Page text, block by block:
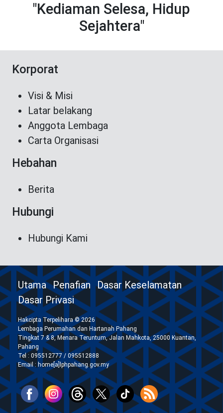
"Kediaman Selesa, Hidup
Sejahtera"
Korporat
Visi & Misi
Latar belakang
Anggota Lembaga
Carta Organisasi
Hebahan
Berita
Hubungi
Hubungi Kami
Utama Penafian Dasar Keselamatan
Dasar Privasi
Hakcipta Terpelihara © 2026
Lembaga Perumahan dan Hartanah Pahang
Tingkat 7 & 8, Menara Teruntum, Jalan Mahkota, 25000 Kuantan,
Pahang
Tel : 095512777 / 095512888
Email : home[a]lphpahang.gov.my